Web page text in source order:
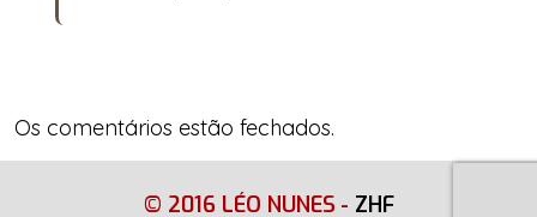
Os comentários estão fechados.
© 2016 LÉO NUNES - ZHF